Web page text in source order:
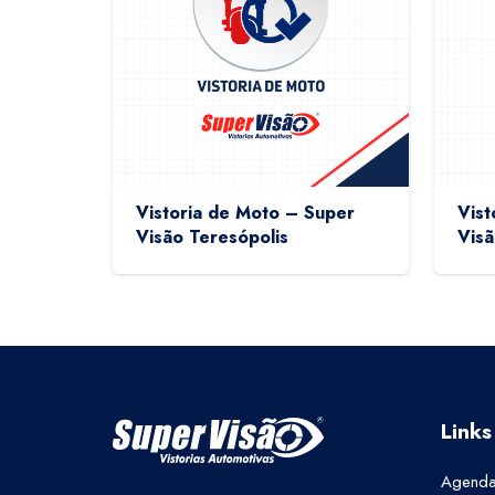
Vistoria de Moto – Super
Visão Teresópolis